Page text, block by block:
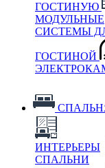
ГОСТИНУЮ
МОДУЛЬНЫЕ
СИСТЕМЫ
ГОСТИНОЙ
ИНТЕРЬЕРЫ
СПАЛЬНИ